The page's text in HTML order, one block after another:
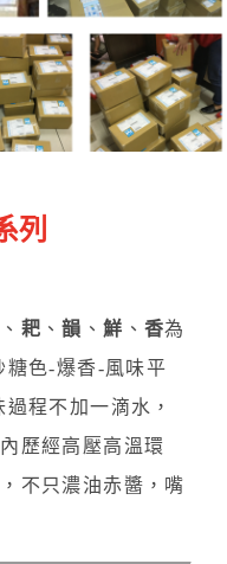
列
、 耙 、韻 、鮮 、香為
糖色-爆香-風味平
程不加一滴水，
歷經高壓高溫環
不只濃油赤醬，嘴